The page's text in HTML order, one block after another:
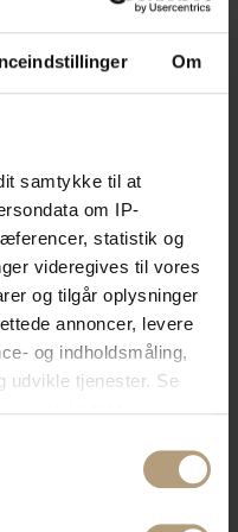
Om
samtykke til at
om IP-
statistik og
videregives til vores
og tilgår oplysninger
annoncer, levere
og indholdsmåling,
udvikle tjenester. Se
vores
trykke på "Privacy